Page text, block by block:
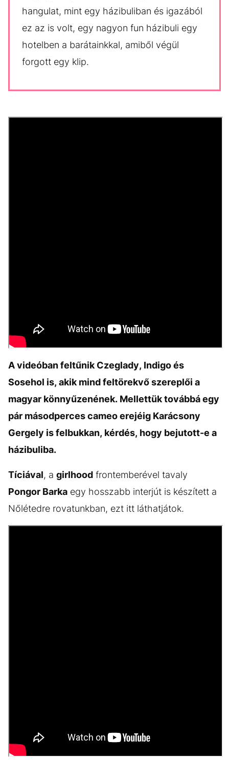
hangulat, mint egy házibuliban és igazából
ez az is volt, egy nagyon fun házibuli egy
hotelben a barátainkkal, amiből végül
forgott egy klip.
A videóban feltűnik Czeglady, Indigo és
Sosehol is, akik mind feltörekvő szereplői a
magyar könnyűzenének. Mellettük továbbá egy
pár másodperces cameo erejéig Karácsony
Gergely is felbukkan, kérdés, hogy bejutott-e a
házibuliba.
Tíciával, a girlhood frontemberével tavaly
Pongor Barka egy hosszabb interjút is készített a
Nőlétedre rovatunkban, ezt itt láthatjátok.